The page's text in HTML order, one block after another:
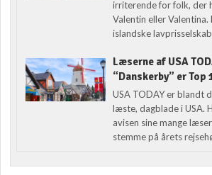
irriterende for folk, der
Valentin eller
islandske
Læserne af USA
“Danskerby” er Top
USA TODAY er blandt
læste, dagblade i USA.
avisen sine mange
stemme på årets